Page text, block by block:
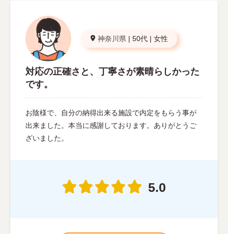
神奈川県 | 50代 | 女性
対応の正確さと、丁寧さが素晴らしかった
です。
お陰様で、自分の納得出来る施設で内定をもらう事が
出来ました。本当に感謝しております。ありがとうご
ざいました。
5.0